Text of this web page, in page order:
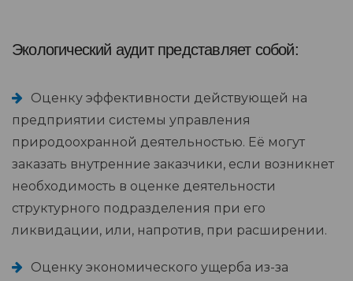
Экологический аудит представляет собой:
Оценку эффективности действующей на
предприятии системы управления
природоохранной деятельностью. Её могут
заказать внутренние заказчики, если возникнет
необходимость в оценке деятельности
структурного подразделения при его
ликвидации, или, напротив, при расширении.
Оценку экономического ущерба из-за